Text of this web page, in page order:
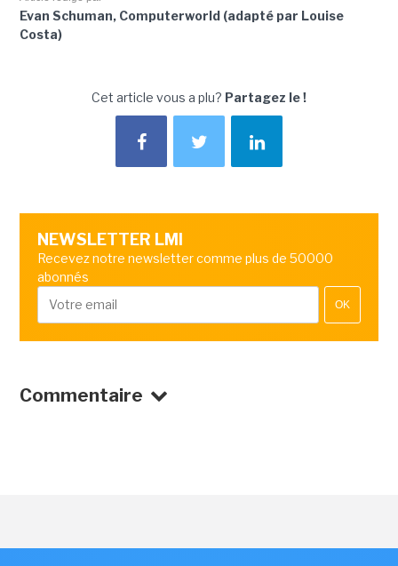
Evan Schuman, Computerworld (adapté par Louise
Costa)
Cet article vous a plu? Partagez le !
NEWSLETTER LMI
Recevez notre newsletter comme plus de 50000
abonnés
OK
Commentaire